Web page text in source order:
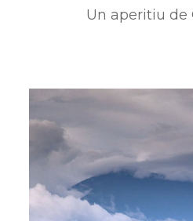
Un aperitiu de